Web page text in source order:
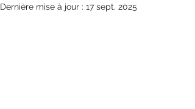
Dernière mise à jour : 17 sept. 2025